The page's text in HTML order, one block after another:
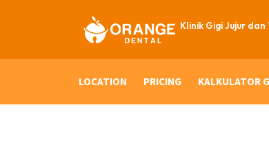
Klinik Gigi Jujur
LOCATION PRICING KALKULATOR